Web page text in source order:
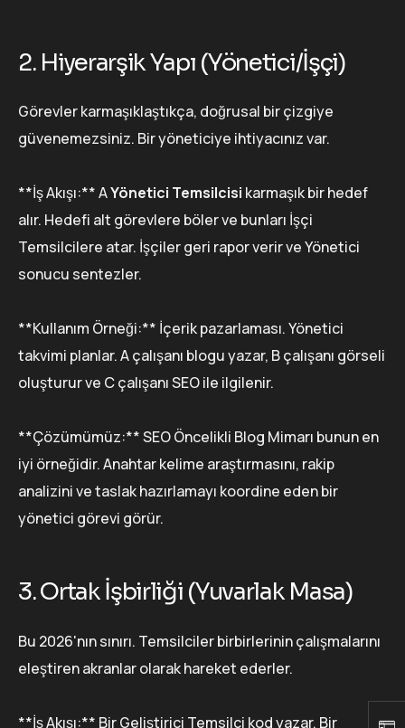
2. Hiyerarşik Yapı (Yönetici/İşçi)
Görevler karmaşıklaştıkça, doğrusal bir çizgiye
güvenemezsiniz. Bir yöneticiye ihtiyacınız var.
**İş Akışı:** AYönetici Temsilcisi karmaşık bir hedef
alır. Hedefi alt görevlere böler ve bunları İşçi
Temsilcilere atar. İşçiler geri rapor verir ve Yönetici
sonucu sentezler.
**Kullanım Örneği:** İçerik pazarlaması. Yönetici
takvimi planlar. A çalışanı blogu yazar, B çalışanı görseli
oluşturur ve C çalışanı SEO ile ilgilenir.
**Çözümümüz:** SEO Öncelikli Blog Mimarı bunun en
iyi örneğidir. Anahtar kelime araştırmasını, rakip
analizini ve taslak hazırlamayı koordine eden bir
yönetici görevi görür.
3. Ortak İşbirliği (Yuvarlak Masa)
Bu 2026'nın sınırı. Temsilciler birbirlerinin çalışmalarını
eleştiren akranlar olarak hareket ederler.
**İş Akışı:** Bir Geliştirici Temsilci kod yazar. Bir